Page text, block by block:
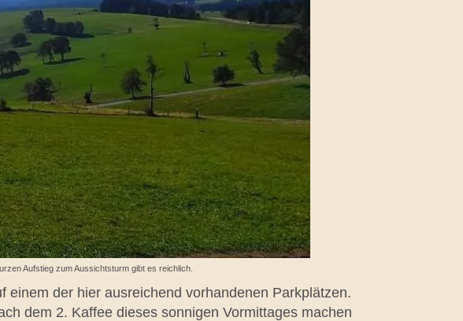
Aufstieg zum Aussichtsturm gibt es reichlich.
der hier ausreichend vorhandenen Parkplätzen.
dem 2. Kaffee dieses sonnigen Vormittages machen